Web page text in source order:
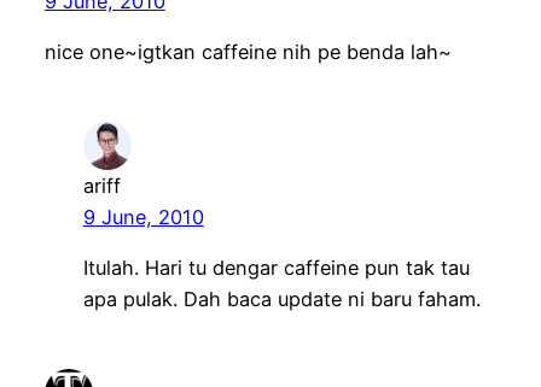
nice one~igtkan caffeine nih pe benda lah~
ariff
9 June, 2010
Itulah. Hari tu dengar caffeine pun tak tau
apa pulak. Dah baca update ni baru faham.